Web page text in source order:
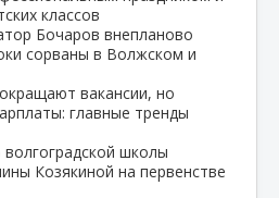
классов
Бочаров внепланово
сорваны в Волжском и
вакансии, но
главные тренды
школы
Козякиной на первенстве